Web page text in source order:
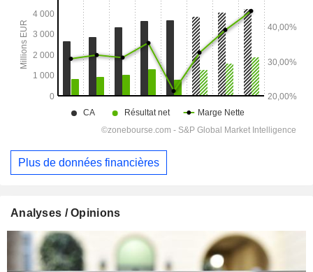
Plus de données financières
Analyses / Opinions